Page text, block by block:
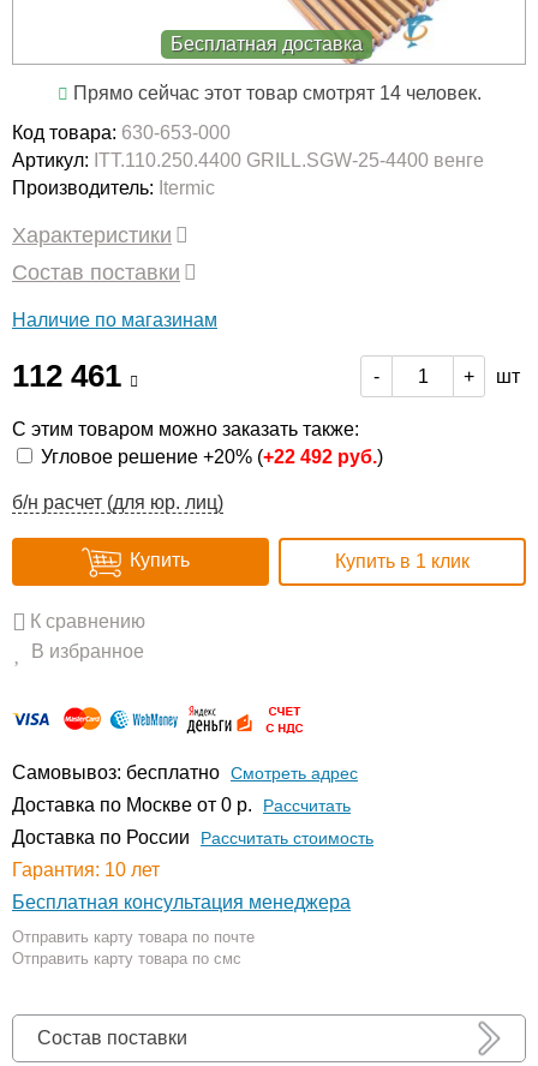
Бесплатная доставка
Прямо сейчас этот товар смотрят 14 человек.
Код товара: 630-653-000
Артикул: ITT.110.250.4400 GRILL.SGW-25-4400 венге
Производитель: Itermic
Характеристики
Состав поставки
Наличие по магазинам
112 461 - + шт
С этим товаром можно заказать также:
Угловое решение +20% (+22 492 руб.)
б/н расчет (для юр. лиц)
Купить Купить в 1 клик
К сравнению
В избранное
Самовывоз: бесплатно Смотреть адрес
Доставка по Москве от 0 р. Расcчитать
Доставка по России Рассчитать стоимость
Гарантия: 10 лет
Бесплатная консультация менеджера
Отправить карту товара по почте
Отправить карту товара по смс
Состав поставки